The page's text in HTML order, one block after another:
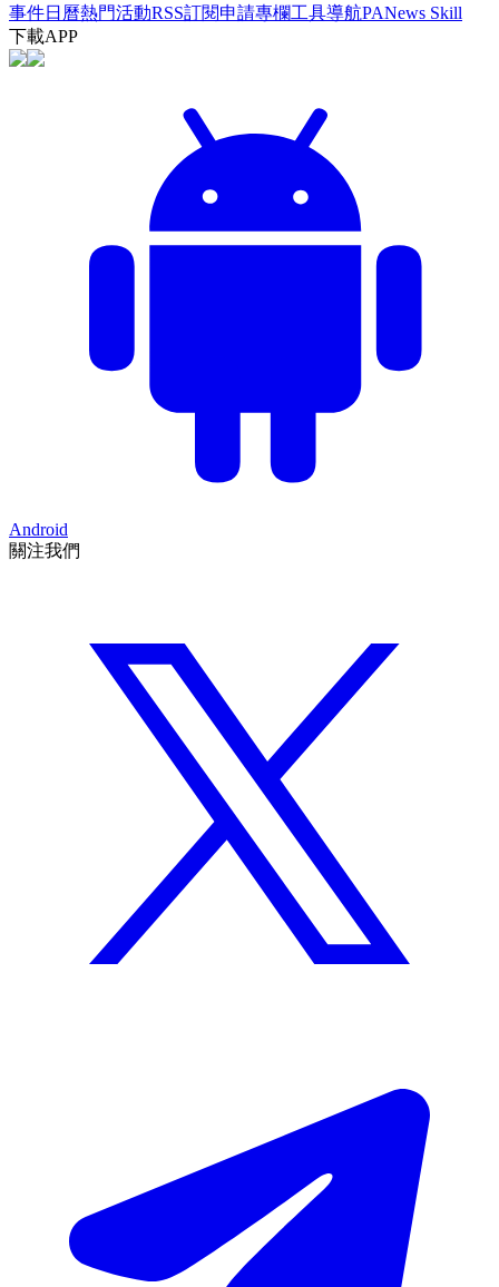
事件日曆熱門活動RSS訂閱申請專欄工具導航PANews Skill
下載APP
Android
關注我們